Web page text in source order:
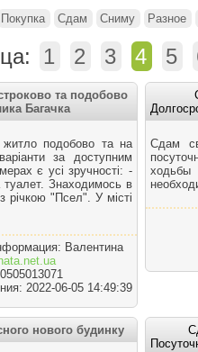
Покупка Сдам Сниму Разное
1 2 3 4 5
та подобово
Багачка
житло подобово та на
за доступним
є усі зручності: -
туалет. Знаходимось в
річкою "Псел". У місті
Валентина
2022-06-05 14:49:39
Сдам
ходьбы
нового будинку